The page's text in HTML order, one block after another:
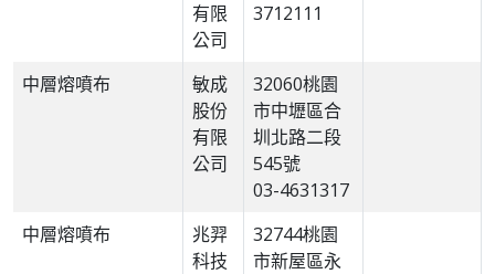
有限
公司
3712111
中層熔噴布
敏成
股份
有限
公司
32060桃園
市中壢區合
圳北路二段
545號
03-4631317
中層熔噴布
兆羿
科技
32744桃園
市新屋區永